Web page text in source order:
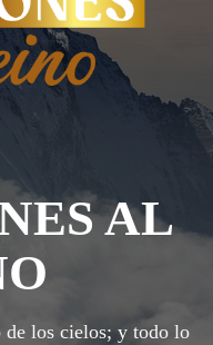
AL
los cielos; y todo lo